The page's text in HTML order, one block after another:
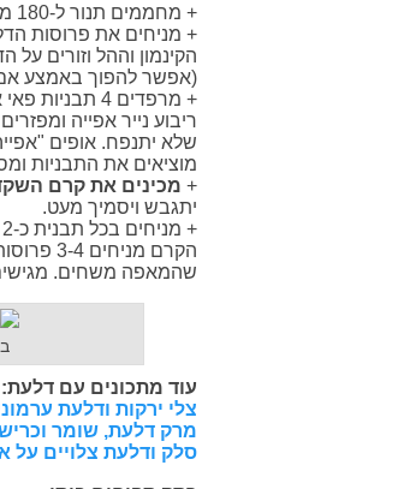
+ מחממים תנור ל-180 מעלות.
+ מניחים את פרוסות
(אפשר להפוך באמצע אם
+ מרפדים 4
ריבוע נייר אפייה
מוציאים את התבניות
+ מכינים את קרם
יתגבש ויסמיך מעט.
שהמאפה משחים.
עוד מתכונים עם דלעת:
צלי ירקות ודלעת
מרק דלעת, שומר
סלק ודלעת צלויים על